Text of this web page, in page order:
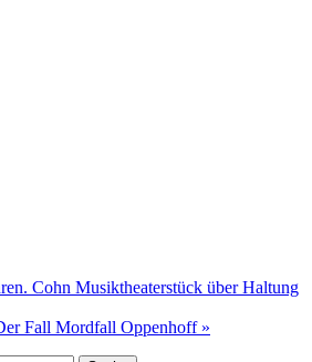
Cohn Musiktheaterstück über Haltung
Fall Mordfall Oppenhoff »